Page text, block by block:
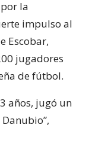
la
impulso al
Escobar,
jugadores
de fútbol.
años, jugó un